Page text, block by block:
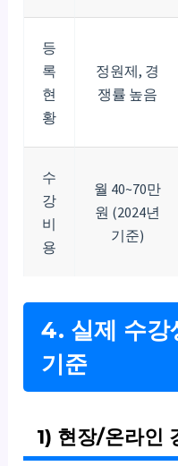
등
록
현
황
정원제, 경
쟁률 높음
수
강
비
용
월 40~70만
원 (2024년
기준)
4. 실제 수강
기준
1) 현장/온라인